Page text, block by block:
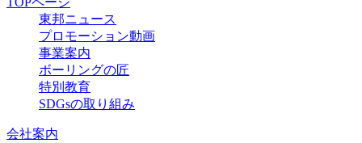
東邦ニュース
プロモーション動画
事業案内
ボーリングの匠
特別教育
SDGsの取り組み
会社案内